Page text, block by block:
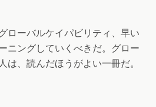
ローバルケイパビリティ、早い
ニングしていくべきだ。グロー
は、読んだほうがよい一冊だ。